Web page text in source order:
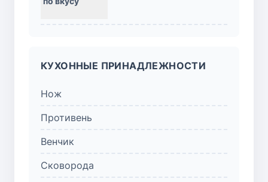
КУХОННЫЕ ПРИНАДЛЕЖНОСТИ
Нож
Противень
Венчик
Сковорода